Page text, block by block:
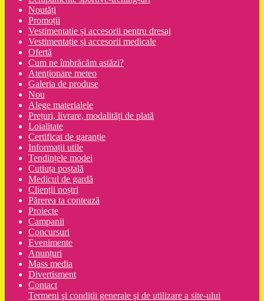
Noutăți
Promoții
Vestimentatie și accesorii pentru dresaj
Vestimentație și accesorii medicale
Ofertă
Cum ne îmbrăcăm astăzi?
Atenționare meteo
Galeria de produse
Nou
Alege materialele
Prețuri, livrare, modalități de plată
Loialitate
Certificat de garanție
Informații utile
Tendințele modei
Cutiuța poștală
Medicul de gardă
Clienții noștri
Părerea ta contează
Proiecte
Campanii
Concursuri
Evenimente
Anunțuri
Mass media
Divertisment
Contact
Termeni şi condiţii generale şi de utilizare a site-ului